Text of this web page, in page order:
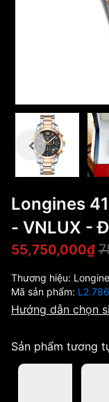
Longines
- VNLUX -
55,750,000₫
Thương hiệu:
Mã sản phẩm:
Hướng dẫn chọn
Sản phẩm tương